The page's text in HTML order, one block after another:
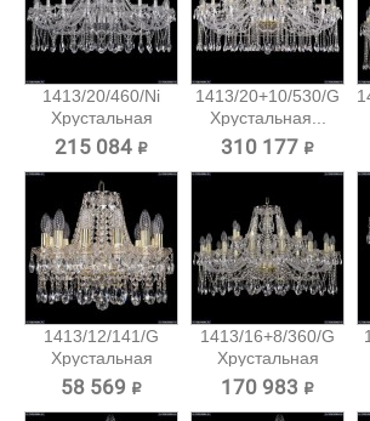
1413/20/460/Ni
Хрустальная
подвесная...
215 084 ₽
1413/20+10/530/G
Хрустальная...
310 177 ₽
1413/12/141/G
Хрустальная
подвесная...
58 569 ₽
1413/16+8/360/G
Хрустальная
подвесная...
170 983 ₽